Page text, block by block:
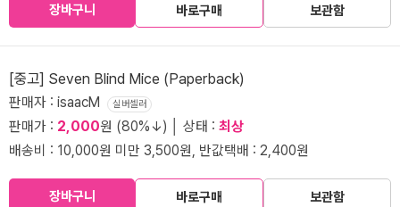
장바구니 바로구매 보관함
[중고] Seven Blind Mice (Paperback)
판매자 : isaacM 실버셀러
판매가 : 2,000원 (80%↓) │ 상태 : 최상
배송비 : 10,000원 미만 3,500원, 반값택배 : 2,400원
장바구니 바로구매 보관함